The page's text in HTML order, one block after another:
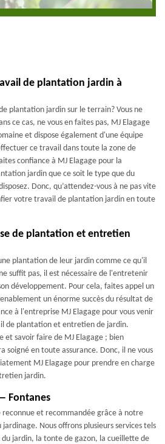
de plantation jardin à
plantation jardin sur le terrain? Vous ne
ce cas, ne vous en faites pas, MJ Elagage
et dispose également d'une équipe
ce travail dans toute la zone de
confiance à MJ Elagage pour la
jardin que ce soit le type que du
Donc, qu’attendez-vous à ne pas vite
votre travail de plantation jardin en toute
de plantation et entretien
plantation de leur jardin comme ce qu'il
suffit pas, il est nécessaire de l'entretenir
développement. Pour cela, faites appel un
un énorme succès du résultat de
à l'entreprise MJ Elagage pour vous venir
de plantation et entretien de jardin.
et savoir faire de MJ Elagage ; bien
soigné en toute assurance. Donc, il ne vous
MJ Elagage pour prendre en charge
jardin.
Fontanes
reconnue et recommandée grâce à notre
Nous offrons plusieurs services tels
jardin, la tonte de gazon, la cueillette de